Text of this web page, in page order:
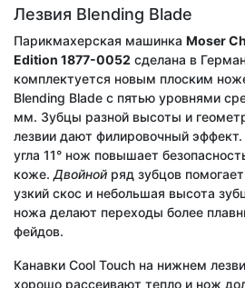
Лезвия Blending Blade
Парикмахерская машинка Moser
Edition 1877-0052 сделана в
комплектуется новым плоским
Blending Blade с пятью уровнями
мм. Зубцы разной высоты и
лезвии дают филировочный
угла 11° нож повышает
коже. Двойной ряд зубцов
узкий скос и небольшая высота
ножа делают переходы более
фейдов.
Канавки Cool Touch на нижнем
хорошо рассеивают тепло и нож